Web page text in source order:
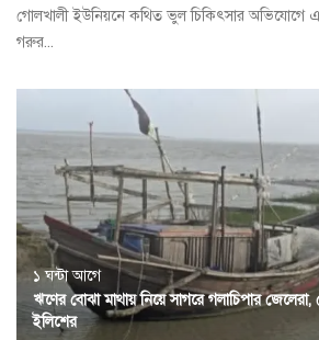
গোলখালী ইউনিয়নে কথিত ভুল চিকিৎসার অভিযোগে
গরুর...
১ ঘন্টা আগে
ঋণের বোঝা মাথায় নিয়ে সাগরে গলাচিপার জেলেরা,
ইলিশের